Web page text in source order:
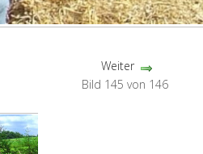
Weiter
Bild 145 von 146